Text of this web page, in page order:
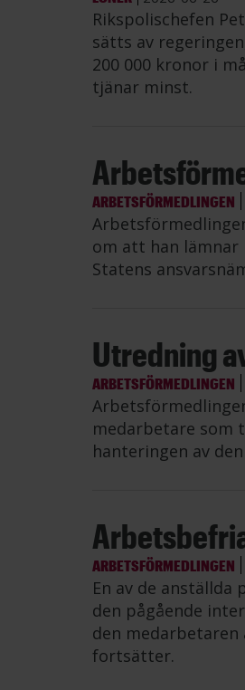
Rikspolischefen
sätts av
200 000 kronor i
tjänar minst.
ARBETSFÖRMEDLINGEN
om att han
Statens
Utredning
ARBETSFÖRMEDLINGEN
medarbetare som
hanteringen av
ARBETSFÖRMEDLINGEN
En av de
den pågående
den medarbetaren
fortsätter.